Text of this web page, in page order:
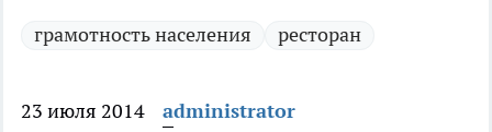
грамотность населения ресторан
23 июля 2014
administrator